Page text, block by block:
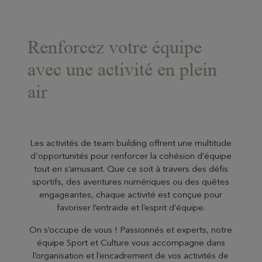
Renforcez votre équipe
avec une activité en plein
air
Les activités de team building offrent une multitude
d'opportunités pour renforcer la cohésion d’équipe
tout en s’amusant. Que ce soit à travers des défis
sportifs, des aventures numériques ou des quêtes
engageantes, chaque activité est conçue pour
favoriser l’entraide et l’esprit d’équipe.
On s’occupe de vous ! Passionnés et experts, notre
équipe Sport et Culture vous accompagne dans
l’organisation et l’encadrement de vos activités de